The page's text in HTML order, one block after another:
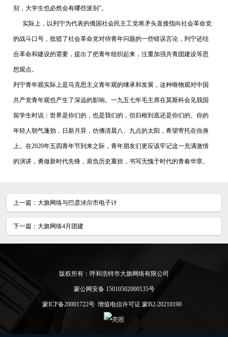
别，大学生也必然会有哪些派别”。
实际上，以列宁为代表的俄国社会民主工党将矛头直接指向社会革命党
的战斗口号，批驳了社会革命党对待青年问题的一些错误言论，列宁还结
合革命和建设的需要，提出了把青年组织起来，注重加强共青团建设等思
想观点。
列宁青年观实际上是马克思主义青年观的继承和发展，这种唯物观对中国
共产党青年观也产生了深远的影响。一九五七年毛主席在莫斯科会见我国
留学生时说：世界是你们的，也是我们的，但归根到底还是你们的。你的
年轻人朝气蓬勃，日新月异，仿佛清晨八、九点的太阳，希望寄托在你身
上。在2020年五四青年节到来之际，青年朋友们更应该牢记这一充满激情
的演讲，勇做新时代先锋，肩负历史重担，书写无愧于时代的青春华章。
上一篇：大旗网络与巴彦淖尔市电子计
下一篇：大旗网络4月团建
版权所有：呼和浩特市大旗网络有限公司
蒙公网安备 15010502000135号
蒙ICP备20001722号 增值电信许可证 蒙B2-20210190